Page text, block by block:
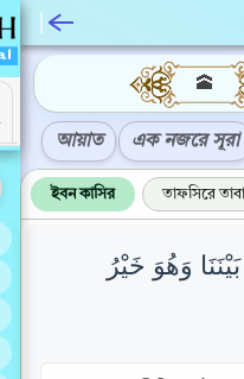
🕋
আয়াত এক নজরে সূরা
ইবন কাসির তাফসিরে
وَهُوَ خَيْرُ